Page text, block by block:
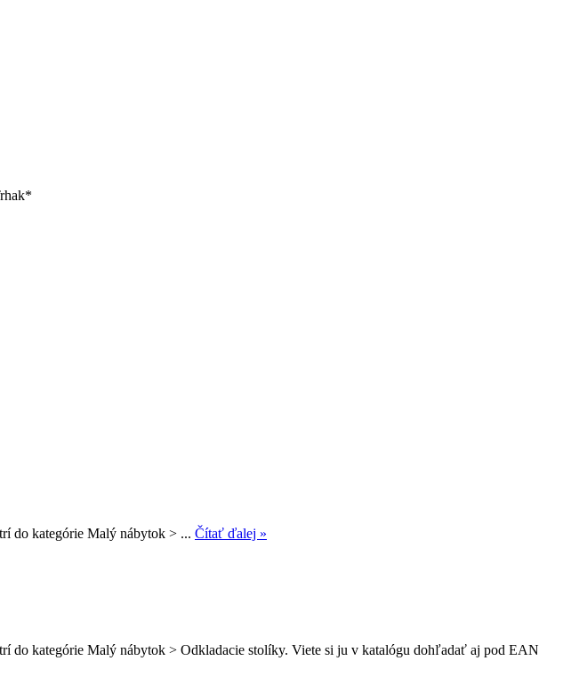
do kategórie Malý nábytok > ... Čítať ďalej »
do kategórie Malý nábytok > Odkladacie stolíky. Viete si ju v katalógu dohľadať aj pod EAN